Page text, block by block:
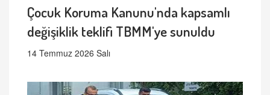
Çocuk Koruma Kanunu'nda kapsamlı
değişiklik teklifi TBMM'ye sunuldu
14 Temmuz 2026 Salı